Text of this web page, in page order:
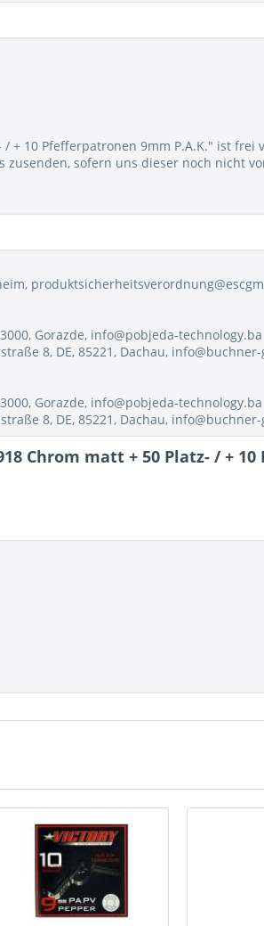
+ 10 Pfefferpatronen 9mm P.A.K." ist frei
zusenden, sofern uns dieser noch nicht
Gorazde, info@pobjeda-technology.ba
8, DE, 85221, Dachau,
Gorazde, info@pobjeda-technology.ba
8, DE, 85221, Dachau,
Chrom matt + 50 Platz- / +